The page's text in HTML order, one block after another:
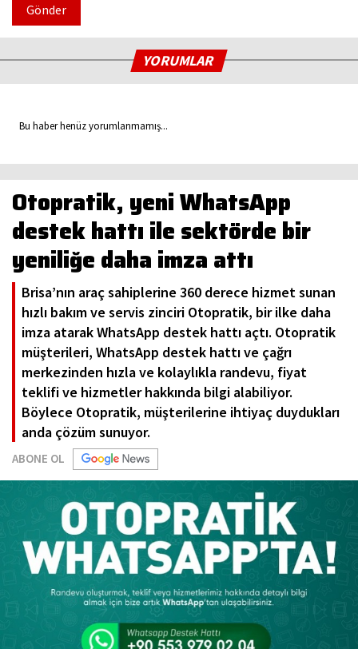
Gönder
YORUMLAR
Bu haber henüz yorumlanmamış...
Otopratik, yeni WhatsApp
destek hattı ile sektörde bir
yeniliğe daha imza attı
Brisa’nın araç sahiplerine 360 derece hizmet sunan
hızlı bakım ve servis zinciri Otopratik, bir ilke daha
imza atarak WhatsApp destek hattı açtı. Otopratik
müşterileri, WhatsApp destek hattı ve çağrı
merkezinden hızla ve kolaylıkla randevu, fiyat
teklifi ve hizmetler hakkında bilgi alabiliyor.
Böylece Otopratik, müşterilerine ihtiyaç duydukları
anda çözüm sunuyor.
ABONE OL